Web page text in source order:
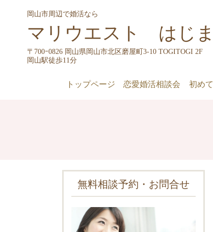
岡山市周辺で婚活なら
マリウエスト はじ
〒700ｰ0826 岡山県岡山市北区磨屋町3-10 TOGITOGI 2F
岡山駅徒歩11分
トップページ 恋愛婚活相談会 初め
無料相談予約・お問合せ